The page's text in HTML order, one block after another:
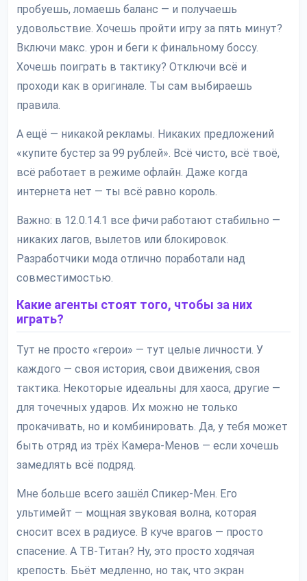
пробуешь, ломаешь баланс — и получаешь
удовольствие. Хочешь пройти игру за пять минут?
Включи макс. урон и беги к финальному боссу.
Хочешь поиграть в тактику? Отключи всё и
проходи как в оригинале. Ты сам выбираешь
правила.
А ещё — никакой рекламы. Никаких предложений
«купите бустер за 99 рублей». Всё чисто, всё твоё,
всё работает в режиме офлайн. Даже когда
интернета нет — ты всё равно король.
Важно: в 12.0.14.1 все фичи работают стабильно —
никаких лагов, вылетов или блокировок.
Разработчики мода отлично поработали над
совместимостью.
Какие агенты стоят того, чтобы за них
играть?
Тут не просто «герои» — тут целые личности. У
каждого — своя история, свои движения, своя
тактика. Некоторые идеальны для хаоса, другие —
для точечных ударов. Их можно не только
прокачивать, но и комбинировать. Да, у тебя может
быть отряд из трёх Камера-Менов — если хочешь
замедлять всё подряд.
Мне больше всего зашёл Спикер-Мен. Его
ультимейт — мощная звуковая волна, которая
сносит всех в радиусе. В куче врагов — просто
спасение. А ТВ-Титан? Ну, это просто ходячая
крепость. Бьёт медленно, но так, что экран